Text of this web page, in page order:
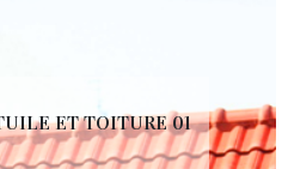
ET TOITURE 01